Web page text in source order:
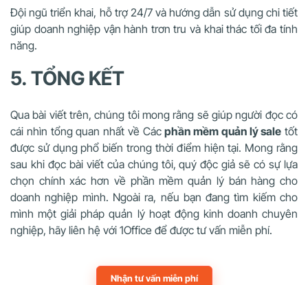
Đội ngũ triển khai, hỗ trợ 24/7 và hướng dẫn sử dụng chi tiết
giúp doanh nghiệp vận hành trơn tru và khai thác tối đa tính
năng.
5. TỔNG KẾT
Qua bài viết trên, chúng tôi mong rằng sẽ giúp người đọc có
cái nhìn tổng quan nhất về Cácphần mềm quản lý sale tốt
được sử dụng phổ biến trong thời điểm hiện tại. Mong rằng
sau khi đọc bài viết của chúng tôi, quý độc giả sẽ có sự lựa
chọn chính xác hơn về phần mềm quản lý bán hàng cho
doanh nghiệp mình. Ngoài ra, nếu bạn đang tìm kiếm cho
mình một giải pháp quản lý hoạt động kinh doanh chuyên
nghiệp, hãy liên hệ với 1Office để được tư vấn miễn phí.
Nhận tư vấn miễn phí